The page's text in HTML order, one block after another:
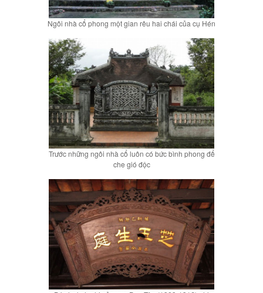
Ngôi nhà cổ phong một gian rêu hai chái của cụ Hén
Trước những ngôi nhà cổ luôn có bức bình phong để
che gió độc